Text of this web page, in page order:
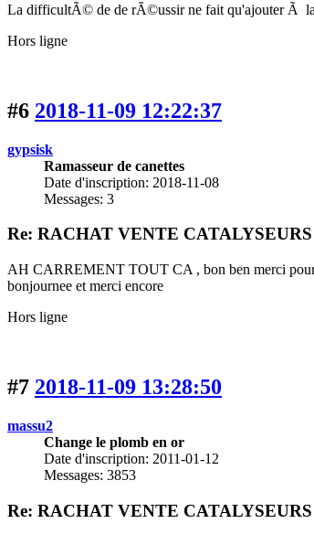
La difficultÃ© de de rÃ©ussir ne fait qu'ajouter Ã
Hors ligne
#6 2018-11-09 12:22:37
gypsisk
Ramasseur de canettes
Date d'inscription: 2018-11-08
Messages: 3
Re: RACHAT VENTE CATALYSEURS
AH CARREMENT TOUT CA , bon ben merci pour
bonjournee et merci encore
Hors ligne
#7 2018-11-09 13:28:50
massu2
Change le plomb en or
Date d'inscription: 2011-01-12
Messages: 3853
Re: RACHAT VENTE CATALYSEURS